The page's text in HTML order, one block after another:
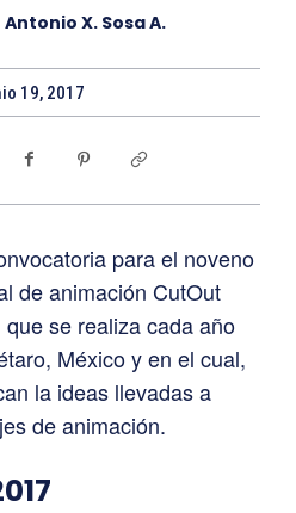
Antonio X. Sosa A.
19, 2017
para el noveno
de animación CutOut
se realiza cada año
México y en el cual,
la ideas llevadas a
de animación.